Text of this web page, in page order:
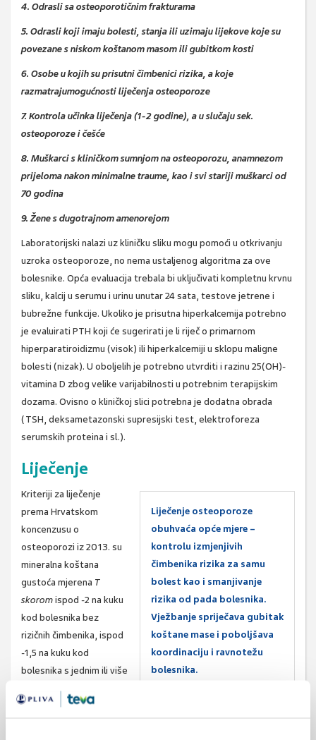
4. Odrasli sa osteoporotičnim frakturama
5. Odrasli koji imaju bolesti, stanja ili uzimaju lijekove koje su
povezane s niskom koštanommasom ili gubitkom kosti
6. Osobe u kojih su prisutni čimbenici rizika, a koje
razmatrajumogućnosti liječenjaosteoporoze
7. Kontrola učinka liječenja (1-2 godine), a u slučaju sek.
osteoporoze i češće
8. Muškarci s kliničkom sumnjom na osteoporozu, anamnezom
prijeloma nakon minimalnetraume, kao i svi stariji muškarci od
70 godina
9. Žene s dugotrajnom amenorejom
Laboratorijski nalazi uz kliničku sliku mogu pomoći u otkrivanju
uzroka osteoporoze, no nema ustaljenog algoritma za ove
bolesnike. Opća evaluacija trebala bi uključivati kompletnu krvnu
sliku, kalcij u serumu i urinu unutar 24 sata, testove jetrene i
bubrežne funkcije. Ukoliko je prisutna hiperkalcemija potrebno
je evaluirati PTH koji će sugerirati je li riječ o primarnom
hiperparatiroidizmu (visok) ili hiperkalcemiji u sklopu maligne
bolesti (nizak). U oboljelih je potrebno utvrditi i razinu 25(OH)-
vitamina D zbog velike varijabilnosti u potrebnim terapijskim
dozama. Ovisno o kliničkoj slici potrebna je dodatna obrada
(TSH, deksametazonski supresijski test, elektroforeza
serumskih proteina i sl.).
Liječenje
Liječenje osteoporoze
obuhvaća opće mjere –
kontrolu izmjenjivih
čimbenika rizika za samu
bolest kao i smanjivanje
rizika od pada bolesnika.
Vježbanje spriječava gubitak
koštane mase i poboljšava
koordinaciju i ravnotežu
bolesnika.
Kriteriji za liječenje
prema Hrvatskom
koncenzusu o
osteoporozi iz 2013. su
mineralna koštana
gustoća mjerena T
skoromispod -2 na kuku
kod bolesnika bez
rizičnih čimbenika, ispod
-1,5 na kuku kod
bolesnika s jednim ili više
čimbenika rizika, ispod
-2,5 (ispunjen kriterij za osteoporozu) i raniji prijelom kralježka ili